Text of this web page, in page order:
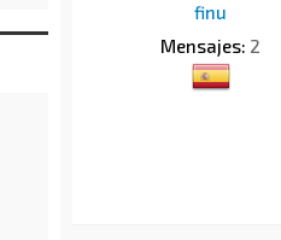
finu
Mensajes: 2